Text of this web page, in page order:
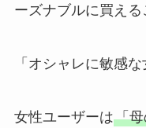
ーズナブルに買える
「オシャレに敏感
女性ユーザーは「